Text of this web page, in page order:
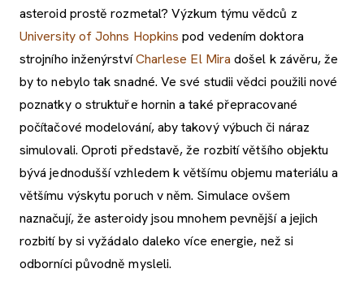
asteroid prostě rozmetal? Výzkum týmu vědců z
University of Johns Hopkins pod vedením doktora
strojního inženýrstvíCharlese El Mira došel k závěru, že
by to nebylo tak snadné. Ve své studii vědci použili nové
poznatky o struktuře hornin a také přepracované
počítačové modelování, aby takový výbuch či náraz
simulovali. Oproti představě, že rozbití většího objektu
bývá jednodušší vzhledem k většímu objemu materiálu a
většímu výskytu poruch v něm. Simulace ovšem
naznačují, že asteroidy jsou mnohem pevnější a jejich
rozbití by si vyžádalo daleko více energie, než si
odborníci původně mysleli.